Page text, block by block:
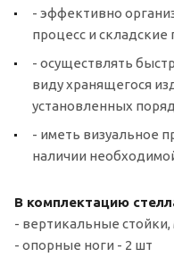
- эффективно
процесс и
- осуществлять
виду хранящегося
установленных
- иметь визуальное
наличии
В комплектацию
- вертикальные
- опорные ноги - 2 шт